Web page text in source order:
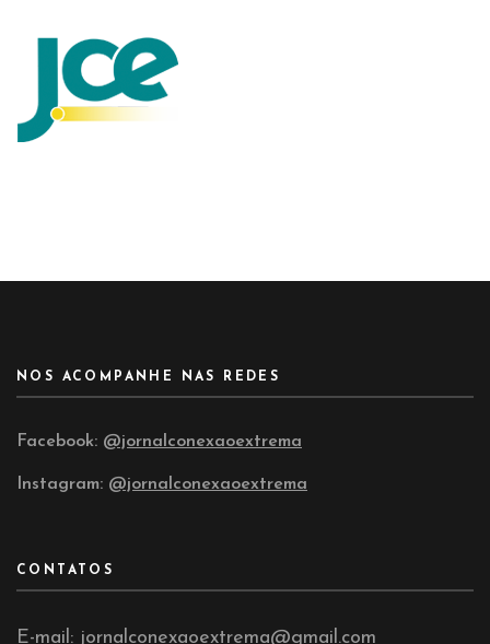
NOS ACOMPANHE NAS REDES
Facebook: @jornalconexaoextrema
Instagram: @jornalconexaoextrema
CONTATOS
E-mail: jornalconexaoextrema@gmail.com